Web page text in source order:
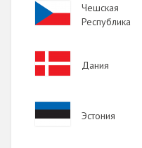
Image
Чешская
Республика
Image
Дания
Image
Эстония